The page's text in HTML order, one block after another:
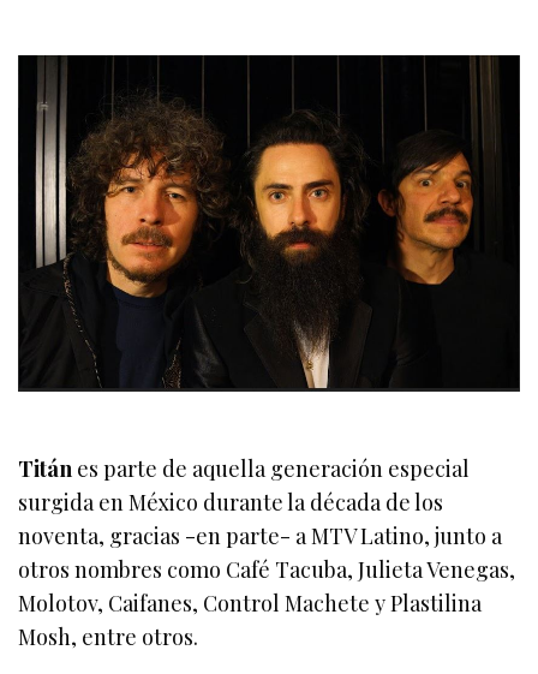
Titán es parte de aquella generación especial
surgida en México durante la década de los
noventa, gracias -en parte- a MTV Latino, junto a
otros nombres como Café Tacuba, Julieta Venegas,
Molotov, Caifanes, Control Machete y Plastilina
Mosh, entre otros.